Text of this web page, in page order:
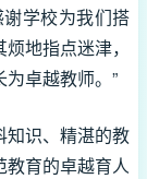
学校为我们搭
地指点迷津，
卓越教师。”
知识、精湛的教
教育的卓越育人